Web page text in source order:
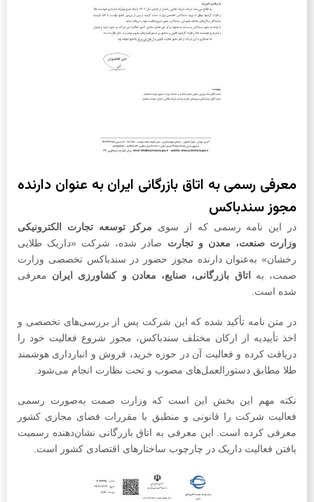
معرفی رسمی به اتاق بازرگانی ایران به‌ عنوان دارنده
مجوز سندباکس
در این نامه رسمی که از سوی مرکز توسعه تجارت الکترونیکی
وزارت صنعت، معدن و تجارت صادر شده، شرکت «داریک طلایی
رخشان» به‌عنوان دارنده مجوز حضور در سندباکس تخصصی وزارت
صمت، به
اتاق بازرگانی، صنایع، معادن و کشاورزی ایران معرفی
شده است.
در متن نامه تأکید شده که این شرکت پس از بررسی‌های تخصصی و
اخذ تأییدیه از ارکان مختلف سندباکس، مجوز شروع فعالیت خود را
دریافت کرده و فعالیت آن در حوزه خرید، فروش و انبارداری هوشمند
طلا مطابق دستورالعمل‌های مصوب و تحت نظارت انجام می‌شود.
نکته مهم این بخش این است که وزارت صمت به‌صورت رسمی
فعالیت شرکت را قانونی و منطبق با مقررات فضای مجازی کشور
معرفی کرده است. این معرفی به اتاق بازرگانی نشان‌دهنده رسمیت
یافتن فعالیت داریک در چارچوب ساختارهای اقتصادی کشور است.